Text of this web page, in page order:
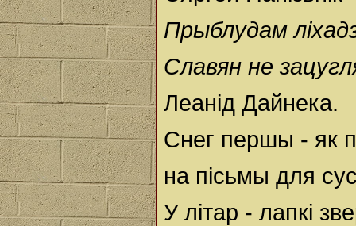
Прыблудам
Славян не
Леанід Дайнека.
Снег першы - як
на пісьмы для
У літар - лапкі